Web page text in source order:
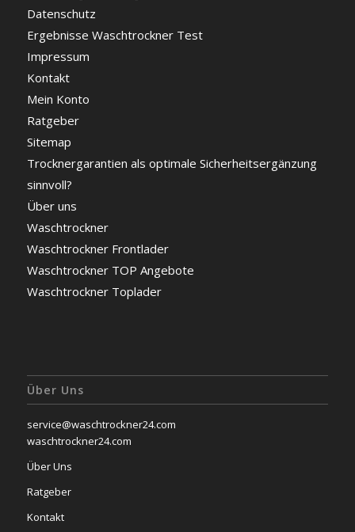
Datenschutz
Ergebnisse Waschtrockner Test
Impressum
Kontakt
Mein Konto
Ratgeber
Sitemap
Trocknergarantien als optimale Sicherheitsergänzung
sinnvoll?
Über uns
Waschtrockner
Waschtrockner Frontlader
Waschtrockner TOP Angebote
Waschtrockner Toplader
Über Uns
service@waschtrockner24.com
waschtrockner24.com
Über Uns
Ratgeber
Kontakt